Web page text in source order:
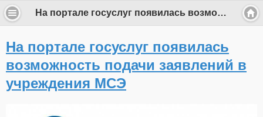
На портале госуслуг появилась возможность подачи заявлений в учреждения МСЭ
На портале госуслуг появилась
возможность подачи заявлений в
учреждения МСЭ